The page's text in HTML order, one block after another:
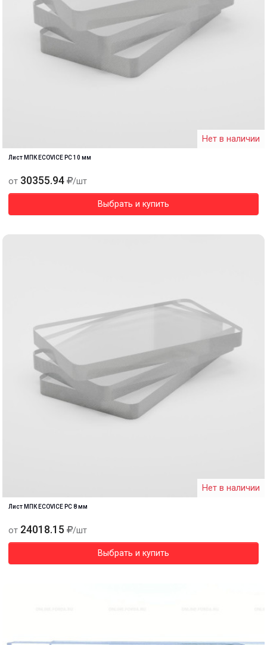
Нет в наличии
Лист МПК ECOVICE PC 10 мм
от 30355.94 /шт
Выбрать и купить
Нет в наличии
Лист МПК ECOVICE PC 8 мм
от 24018.15 /шт
Выбрать и купить